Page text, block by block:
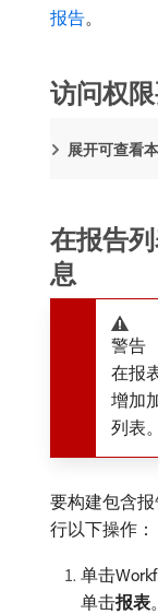
报告。
访问权
展开可查看
在报告
息
警告
在报
增加
列表。
要构建包含
行以下操作：
单击
单击​报表。